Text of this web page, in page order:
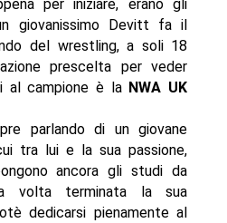
per iniziare, erano gli
giovanissimo Devitt fa il
del wrestling, a soli 18
prescelta per veder
al campione è la NWA UK
parlando di un giovane
tra lui e la sua passione,
ancora gli studi da
volta terminata la sua
dedicarsi pienamente al